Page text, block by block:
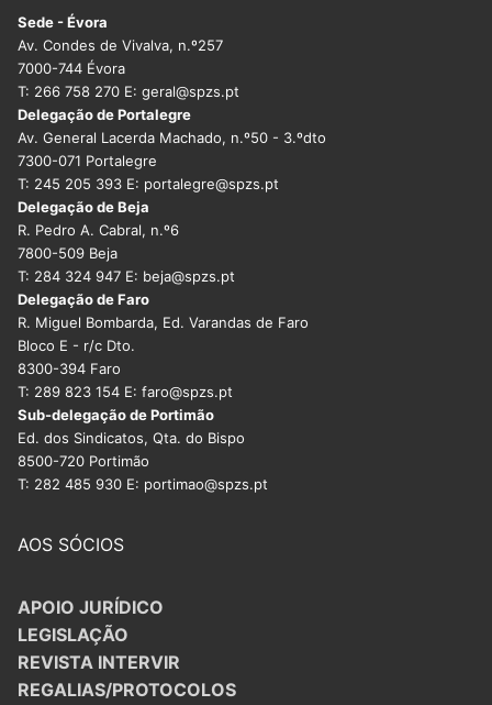
Sede - Évora
Av. Condes de Vivalva, n.º257
7000-744 Évora
T: 266 758 270 E: geral@spzs.pt
Delegação de Portalegre
Av. General Lacerda Machado, n.º50 - 3.ºdto
7300-071 Portalegre
T: 245 205 393 E: portalegre@spzs.pt
Delegação de Beja
R. Pedro A. Cabral, n.º6
7800-509 Beja
T: 284 324 947 E: beja@spzs.pt
Delegação de Faro
R. Miguel Bombarda, Ed. Varandas de Faro
Bloco E - r/c Dto.
8300-394 Faro
T: 289 823 154 E: faro@spzs.pt
Sub-delegação de Portimão
Ed. dos Sindicatos, Qta. do Bispo
8500-720 Portimão
T: 282 485 930 E: portimao@spzs.pt
AOS SÓCIOS
APOIO JURÍDICO
LEGISLAÇÃO
REVISTA INTERVIR
REGALIAS/PROTOCOLOS